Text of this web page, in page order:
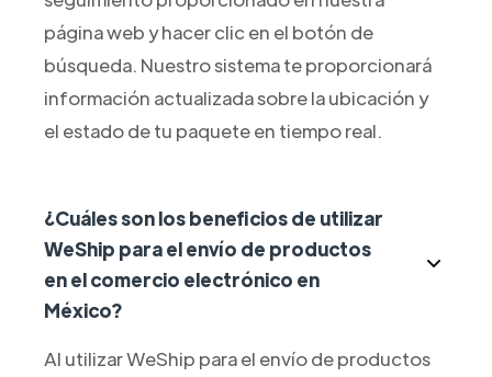
página web y hacer clic en el botón de
búsqueda. Nuestro sistema te proporcionará
información actualizada sobre la ubicación y
el estado de tu paquete en tiempo real.
¿Cuáles son los beneficios de utilizar
WeShip para el envío de productos
en el comercio electrónico en
México?
Al utilizar WeShip para el envío de productos